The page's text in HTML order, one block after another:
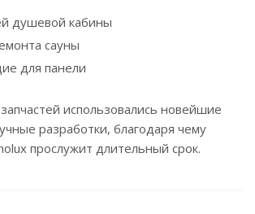
душевой кабины
сауны
для панели
использовались новейшие
разработки, благодаря чему
прослужит длительный срок.